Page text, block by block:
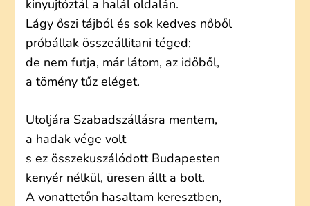
kinyujtóztál a halál oldalán.
Lágy őszi tájból és sok kedves nőből
próbállak összeállitani téged;
de nem futja, már látom, az időből,
a tömény tűz eléget.
Utoljára Szabadszállásra mentem,
a hadak vége volt
s ez összekuszálódott Budapesten
kenyér nélkül, üresen állt a bolt.
A vonattetőn hasaltam keresztben,